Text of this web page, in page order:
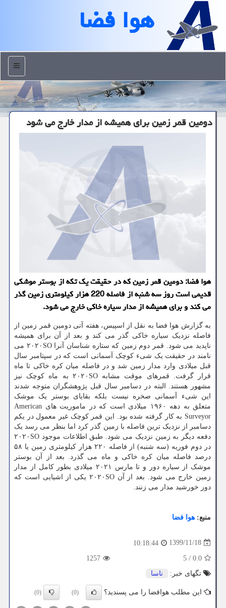
هوا فضا
منو
دومین قمر زمین برای همیشه از مدار خارج می شود
هوا فضا: دومین قمر زمین که در حقیقت یک تکه از بوستر موشکی
قدیمی است روز سه شنبه از فاصله 220 هزار کیلومتری زمین گذر
می کند و برای همیشه از مدار سیاره خاکی خارج می شود.
به گزارش هوا فضا به نقل از اسپیس، هفته آتی دومین قمر زمین از
فاصله نزدیک سیاره خاکی گذر می کند و بعد از آن برای همیشه
ناپدید می شود. قمر دوم زمین که ستاره شناسان آنرا ۲۰۲۰SO می
نامند در حقیقت یک شیء کوچک آسمانی است که در سپتامبر سال
قبل میلادی وارد مدار زمین شد و در فاصله میان کره خاکی تا ماه
قرار گرفت. قمرهای موقت مشابه ۲۰۲۰SO به ماه کوچک نیز
مشهور هستند. البته در دسامبر سال قبل پژوهشگران متوجه شدند
این شیء آسمانی صخره نیست بلکه بقایای بوستر یک موشک
متعلق به دهه ۱۹۶۰ میلادی است که در ماموریت های American
Surveyor به کار گرفته شده بود. این قمر کوچک غیر معمول در یکم
دسامبر از نزدیک ترین فاصله با زمین گذر کرد اما بنظر می رسد یک
دفعه دیگر به زمین نزدیک می شود. طبق اطلاعات موجود ۲۰۲۰SO
در دوم فوریه (سه شنبه) از فاصله ۲۲۰ هزار کیلومتری زمین یا ۵۸
درصد فاصله میان کره خاکی و ماه می گذرد. بعد از آن بوستر
موشک از سیاره دور و تا مارس ۲۰۲۱ میلادی بطور کامل از مدار
زمین خارج می شود. بعد از آن ۲۰۲۰SO یکی از اشیایی است که
دور خورشید مدار می زنند.
منبع: هوا فضا
1399/11/18
10:18:44
0.0
/
5
1257
تگهای خبر:
ناسا
این مطلب هوافضا را می پسندید؟ (0)
(0)